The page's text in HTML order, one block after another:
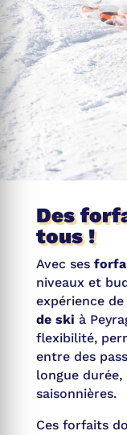
Des
tous !
Avec ses
niveaux et
expérience
de ski à
flexibilité,
entre des
longue
saisonnières.
Ces forfaits